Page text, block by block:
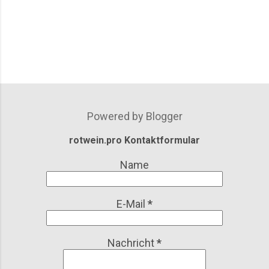
Powered by Blogger
rotwein.pro Kontaktformular
Name
E-Mail *
Nachricht*